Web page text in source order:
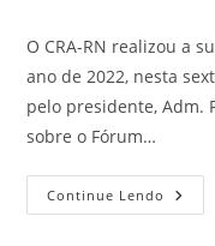
O CRA-RN realizou a
ano de 2022, nesta
pelo presidente, Adm.
sobre o Fórum…
Continue Lendo CRA-
RN